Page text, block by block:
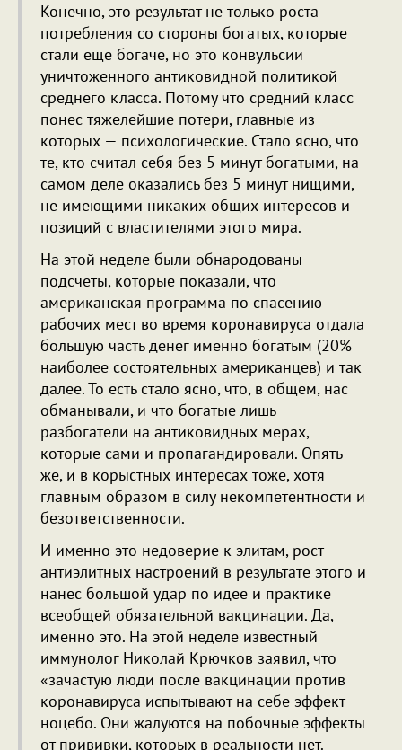
Конечно, это результат не только роста
потребления со стороны богатых, которые
стали еще богаче, но это конвульсии
уничтоженного антиковидной политикой
среднего класса. Потому что средний класс
понес тяжелейшие потери, главные из
которых — психологические. Стало ясно, что
те, кто считал себя без 5 минут богатыми, на
самом деле оказались без 5 минут нищими,
не имеющими никаких общих интересов и
позиций с властителями этого мира.
На этой неделе были обнародованы
подсчеты, которые показали, что
американская программа по спасению
рабочих мест во время коронавируса отдала
большую часть денег именно богатым (20%
наиболее состоятельных американцев) и так
далее. То есть стало ясно, что, в общем, нас
обманывали, и что богатые лишь
разбогатели на антиковидных мерах,
которые сами и пропагандировали. Опять
же, и в корыстных интересах тоже, хотя
главным образом в силу некомпетентности и
безответственности.
И именно это недоверие к элитам, рост
антиэлитных настроений в результате этого и
нанес большой удар по идее и практике
всеобщей обязательной вакцинации. Да,
именно это. На этой неделе известный
иммунолог Николай Крючков заявил, что
«зачастую люди после вакцинации против
коронавируса испытывают на себе эффект
ноцебо. Они жалуются на побочные эффекты
от прививки, которых в реальности нет.